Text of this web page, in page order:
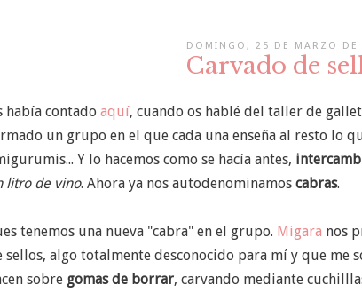
DOMINGO, 25 DE MARZO DE
Carvado de
había contado aquí, cuando os hablé del taller de
un grupo en el que cada una enseña al resto lo
Y lo hacemos como se hacía antes,
litro de vino. Ahora ya nos autodenominamos cabras.
tenemos una nueva "cabra" en el grupo. Migara nos
sellos, algo totalmente desconocido para mí y que me
sobre gomas de borrar, carvando mediante